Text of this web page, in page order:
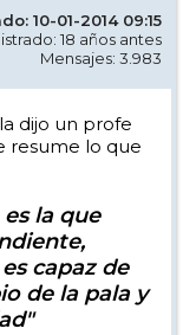
10-01-2014 09:15
18 años antes
Mensajes: 3.983
dijo un profe
resume lo que
la que
capaz de
de la pala y